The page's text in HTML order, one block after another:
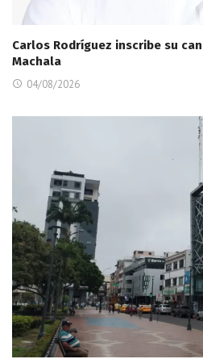
Carlos Rodríguez inscribe su
Machala
04/08/2026